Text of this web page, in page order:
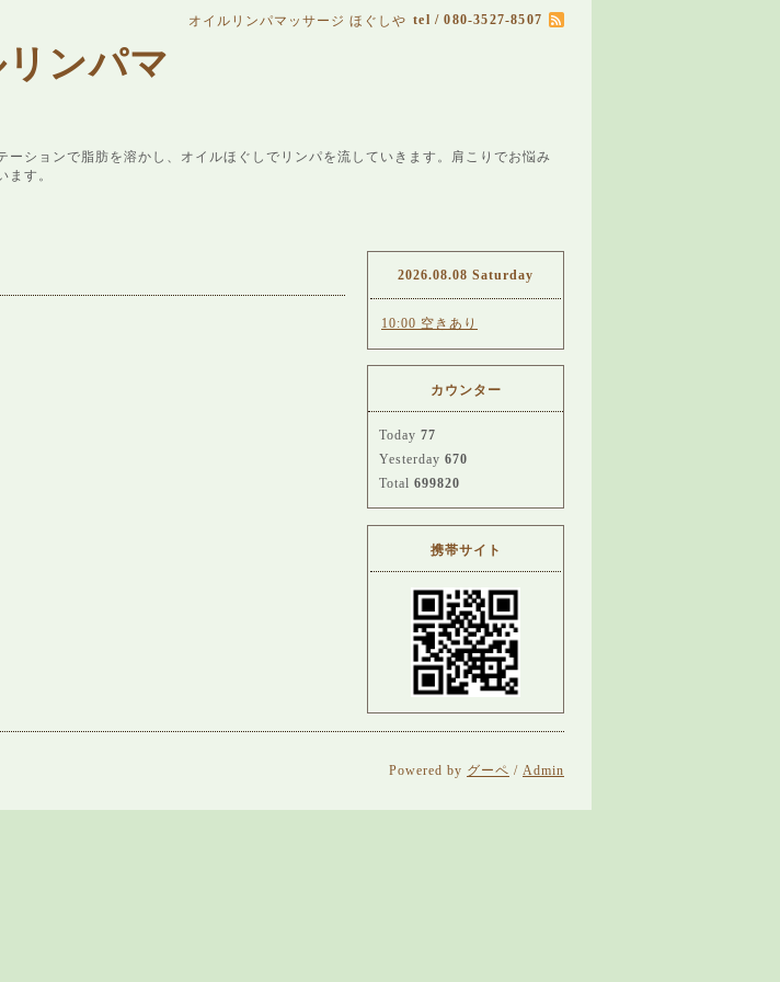
オイルリンパマッサージ ほぐしや tel / 080-3527-8507
ンパマ
ションで脂肪を溶かし、オイルほぐしでリンパを流していきます。肩こりでお悩み
す。
2026.08.08 Saturday
10:00 空きあり
カウンター
Today 77
Yesterday 670
Total 699820
携帯サイト
Powered by グーペ / Admin